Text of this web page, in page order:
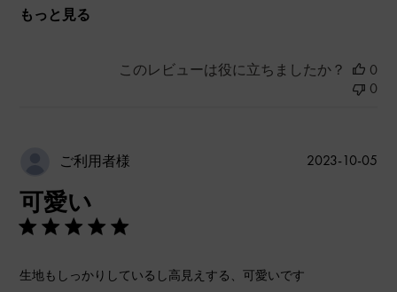
もっと見る
このレビューは役に立ちましたか？
0
0
ご利用者様
可愛い
生地もしっかりしているし高見えする、可愛いです
公
2023-10-05